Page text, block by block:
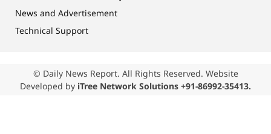
News and Advertisement
Technical Support
© Daily News Report. All Rights Reserved. Website
Developed by iTree Network Solutions +91-86992-35413.